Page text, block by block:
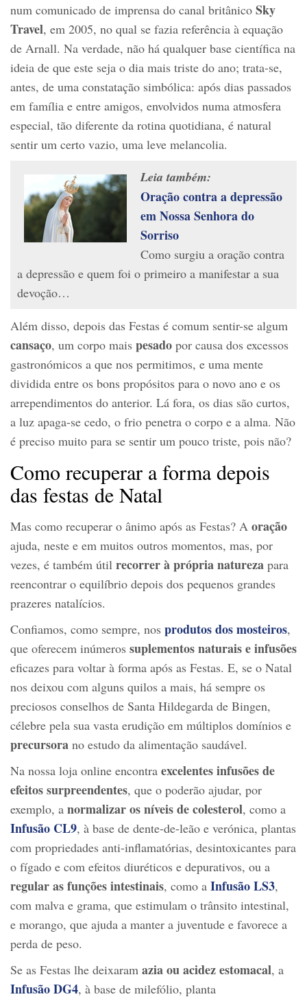
num comunicado de imprensa do canal britânico Sky
Travel, em 2005, no qual se fazia referência à equação
de Arnall. Na verdade, não há qualquer base científica na
ideia de que este seja o dia mais triste do ano; trata-se,
antes, de uma constatação simbólica: após dias passados
em família e entre amigos, envolvidos numa atmosfera
especial, tão diferente da rotina quotidiana, é natural
sentir um certo vazio, uma leve melancolia.
Leia também:
Oração contra a depressão
em Nossa Senhora do
Sorriso
Como surgiu a oração contra
a depressão e quem foi o primeiro a manifestar a sua
devoção…
Além disso, depois das Festas é comum sentir-se algum
cansaço, um corpo mais pesado por causa dos excessos
gastronómicos a que nos permitimos, e uma mente
dividida entre os bons propósitos para o novo ano e os
arrependimentos do anterior. Lá fora, os dias são curtos,
a luz apaga-se cedo, o frio penetra o corpo e a alma. Não
é preciso muito para se sentir um pouco triste, pois não?
Como recuperar a forma depois
das festas de Natal
Mas como recuperar o ânimo após as Festas? A oração
ajuda, neste e em muitos outros momentos, mas, por
vezes, é também útil recorrer à própria natureza para
reencontrar o equilíbrio depois dos pequenos grandes
prazeres natalícios.
Confiamos, como sempre, nos produtos dos mosteiros,
que oferecem inúmeros suplementos naturaiseinfusões
eficazes para voltar à forma após as Festas. E, se o Natal
nos deixou com alguns quilos a mais, há sempre os
preciosos conselhos de Santa Hildegarda de Bingen,
célebre pela sua vasta erudição em múltiplos domínios e
precursora no estudo da alimentação saudável.
Na nossa loja online encontra excelentes infusões de
efeitos surpreendentes, que o poderão ajudar, por
exemplo, a normalizar os níveis de colesterol, como a
Infusão CL9, à base de dente-de-leão e verónica, plantas
com propriedades anti-inflamatórias, desintoxicantes para
o fígado e com efeitos diuréticos e depurativos, ou a
regular as funções intestinais, como a Infusão LS3,
com malva e grama, que estimulam o trânsito intestinal,
e morango, que ajuda a manter a juventude e favorece a
perda de peso.
Se as Festas lhe deixaram azia ou acidez estomacal, a
Infusão DG4, à base de milefólio, planta